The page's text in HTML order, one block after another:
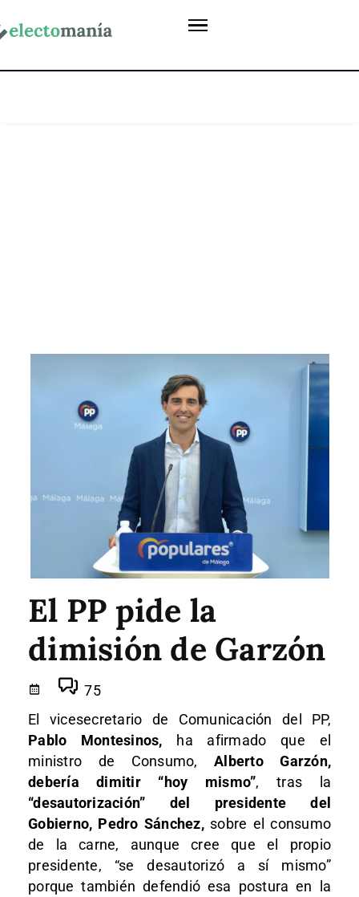
El PP pide la
dimisión de Garzón
75
El vicesecretario de Comunicación del PP,
Pablo Montesinos, ha afirmado que el
ministro de Consumo, Alberto Garzón,
debería dimitir “hoy mismo”, tras la
“desautorización” del presidente del
Gobierno, Pedro Sánchez,sobre el consumo
de la carne, aunque cree que el propio
presidente, “se desautorizó a sí mismo”
porque también defendió esa postura en la